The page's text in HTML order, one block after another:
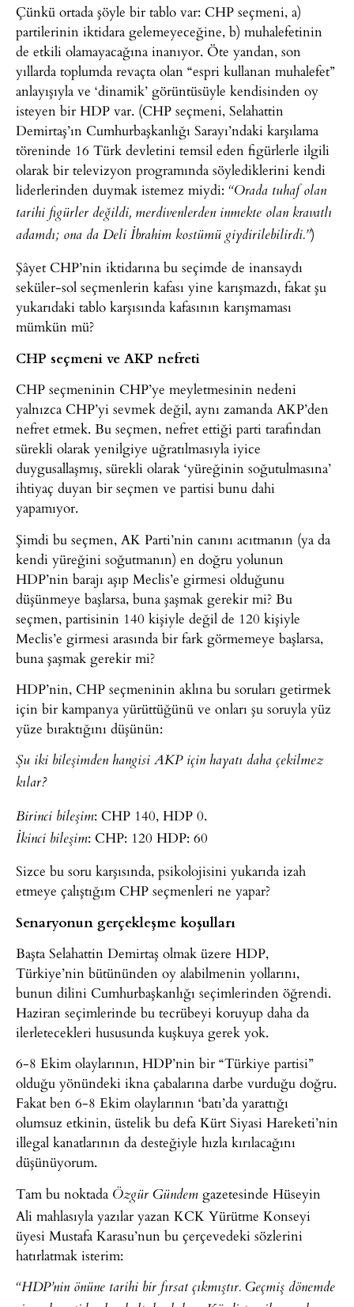
Çünkü ortada şöyle bir tablo var: CHP seçmeni, a)
partilerinin iktidara gelemeyeceğine, b) muhalefetinin
de etkili olamayacağına inanıyor. Öte yandan, son
yıllarda toplumda revaçta olan “espri kullanan muhalefet”
anlayışıyla ve ‘dinamik’ görüntüsüyle kendisinden oy
isteyen bir HDP var. (CHP seçmeni, Selahattin
Demirtaş’ın Cumhurbaşkanlığı Sarayı’ndaki karşılama
töreninde 16 Türk devletini temsil eden figürlerle ilgili
olarak bir televizyon programında söylediklerini kendi
liderlerinden duymak istemez miydi: “Orada tuhaf olan
tarihi figürler değildi, merdivenlerden inmekte olan kravatlı
adamdı; ona da Deli İbrahim kostümü giydirilebilirdi.”)
Şâyet CHP’nin iktidarına bu seçimde de inansaydı
seküler-sol seçmenlerin kafası yine karışmazdı, fakat şu
yukarıdaki tablo karşısında kafasının karışmaması
mümkün mü?
CHP seçmeni ve AKP nefreti
CHP seçmeninin CHP’ye meyletmesinin nedeni
yalnızca CHP’yi sevmek değil, aynı zamanda AKP’den
nefret etmek. Bu seçmen, nefret ettiği parti tarafından
sürekli olarak yenilgiye uğratılmasıyla iyice
duygusallaşmış, sürekli olarak ‘yüreğinin soğutulmasına’
ihtiyaç duyan bir seçmen ve partisi bunu dahi
yapamıyor.
Şimdi bu seçmen, AK Parti’nin canını acıtmanın (ya da
kendi yüreğini soğutmanın) en doğru yolunun
HDP’nin barajı aşıp Meclis’e girmesi olduğunu
düşünmeye başlarsa, buna şaşmak gerekir mi? Bu
seçmen, partisinin 140 kişiyle değil de 120 kişiyle
Meclis’e girmesi arasında bir fark görmemeye başlarsa,
buna şaşmak gerekir mi?
HDP’nin, CHP seçmeninin aklına bu soruları getirmek
için bir kampanya yürüttüğünü ve onları şu soruyla yüz
yüze bıraktığını düşünün:
Şu iki bileşimden hangisi AKP için hayatı daha çekilmez
kılar?
Birinci bileşim: CHP 140, HDP 0.
İkinci bileşim: CHP: 120 HDP: 60
Sizce bu soru karşısında, psikolojisini yukarıda izah
etmeye çalıştığım CHP seçmenleri ne yapar?
Senaryonun gerçekleşme koşulları
Başta Selahattin Demirtaş olmak üzere HDP,
Türkiye’nin bütününden oy alabilmenin yollarını,
bunun dilini Cumhurbaşkanlığı seçimlerinden öğrendi.
Haziran seçimlerinde bu tecrübeyi koruyup daha da
ilerletecekleri hususunda kuşkuya gerek yok.
6-8 Ekim olaylarının, HDP’nin bir “Türkiye partisi”
olduğu yönündeki ikna çabalarına darbe vurduğu doğru.
Fakat ben 6-8 Ekim olaylarının ‘batı’da yarattığı
olumsuz etkinin, üstelik bu defa Kürt Siyasi Hareketi’nin
illegal kanatlarının da desteğiyle hızla kırılacağını
düşünüyorum.
Tam bu noktada Özgür Gündem gazetesinde Hüseyin
Ali mahlasıyla yazılar yazan KCK Yürütme Konseyi
üyesi Mustafa Karasu’nun bu çerçevedeki sözlerini
hatırlatmak isterim:
“HDP’nin önüne tarihi bir fırsat çıkmıştır. Geçmiş dönemde